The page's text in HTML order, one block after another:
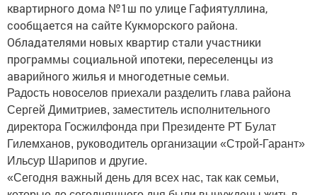
квартирного дома №1ш по улице Гафиятуллина,
сообщается на сайте Кукморского района.
Обладателями новых квартир стали участники
программы социальной ипотеки, переселенцы из
аварийного жилья и многодетные семьи.
Радость новоселов приехали разделить глава района
Сергей Димитриев, заместитель исполнительного
директора Госжилфонда при Президенте РТ Булат
Гилемханов, руководитель организации «Строй-Гарант»
Ильсур Шарипов и другие.
«Сегодня важный день для всех нас, так как семьи,